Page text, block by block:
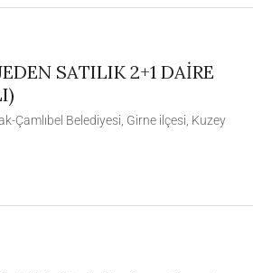
SATILIK 2+1 DAİRE
Çamlıbel Belediyesi, Girne ilçesi, Kuzey